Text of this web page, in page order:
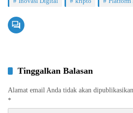
Tinggalkan Balasan
Alamat email Anda tidak akan
*